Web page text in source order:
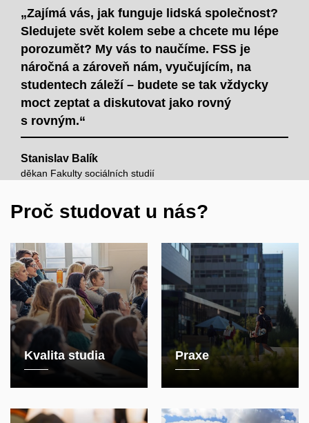
„Zajímá vás, jak funguje lidská společnost?
Sledujete svět kolem sebe a chcete mu lépe
porozumět? My vás to naučíme. FSS je
náročná a zároveň nám, vyučujícím, na
studentech záleží – budete se tak vždycky
moct zeptat a diskutovat jako rovný
s rovným.“
Stanislav Balík
děkan Fakulty sociálních studií
Proč studovat u nás?
Kvalita studia Praxe